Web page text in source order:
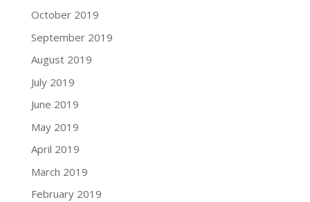
October 2019
September 2019
August 2019
July 2019
June 2019
May 2019
April 2019
March 2019
February 2019